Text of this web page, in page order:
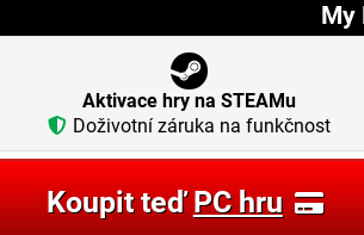
My
Aktivace hry na STEAMu
Doživotní záruka na funkčnost
Koupit teďPC hru